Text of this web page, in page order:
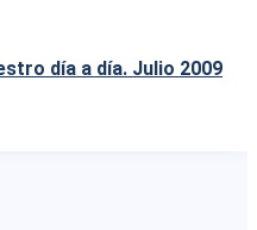
día a día. Julio 2009